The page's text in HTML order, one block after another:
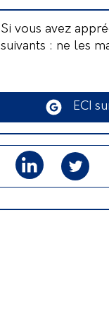
Si vous avez
suivants : ne les
ECI